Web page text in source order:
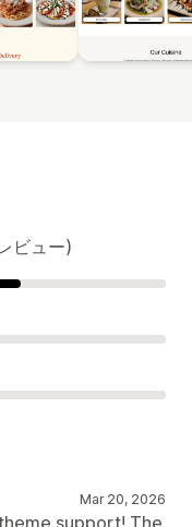
ビュー)
Mar 20, 2026
support! The